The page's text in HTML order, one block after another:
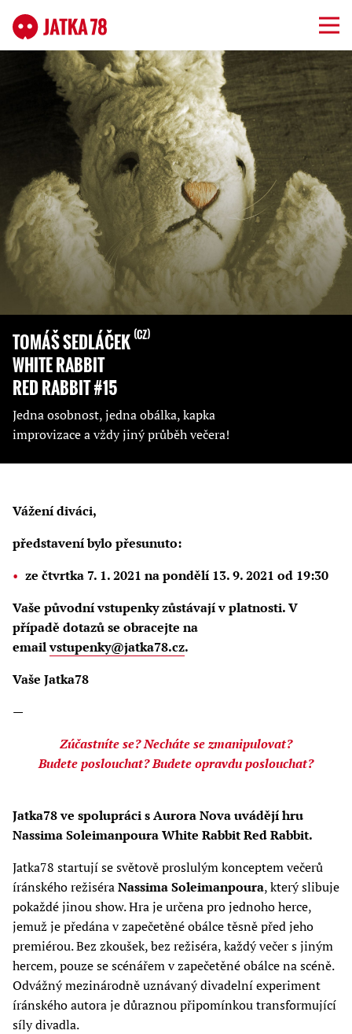
TOMÁŠ SEDLÁČEK CZ
WHITE RABBIT
RED RABBIT #15
Jedna osobnost, jedna obálka, kapka
improvizace a vždy jiný průběh večera!
Vážení diváci,
představení bylo přesunuto:
ze čtvrtka 7. 1. 2021 na pondělí 13. 9. 2021 od 19:30
Vaše původní vstupenky zůstávají v platnosti. V
případě dotazů se obracejte na
emailvstupenky@jatka78.cz.
Vaše Jatka78
—
Zúčastníte se? Necháte se zmanipulovat?
Budete poslouchat? Budete opravdu poslouchat?
Jatka78 ve spolupráci s Aurora Nova uvádějí hru
Nassima Soleimanpoura White Rabbit Red Rabbit.
Jatka78 startují se světově proslulým konceptem večerů
íránského režiséraNassima Soleimanpoura, který slibuje
pokaždé jinou show. Hra je určena pro jednoho herce,
jemuž je předána v zapečetěné obálce těsně před jeho
premiérou. Bez zkoušek, bez režiséra, každý večer s jiným
hercem, pouze se scénářem v zapečetěné obálce na scéně.
Odvážný mezinárodně uznávaný divadelní experiment
íránského autora je důraznou připomínkou transformující
síly divadla.